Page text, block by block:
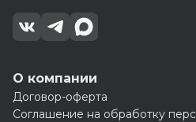
О компании
Договор-оферта
Соглашение на обработку